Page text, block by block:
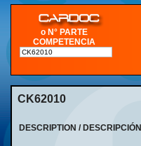
o N° PARTE
COMPETENCIA
CK62010
DESCRIPTION / DESCRIPCIÓN